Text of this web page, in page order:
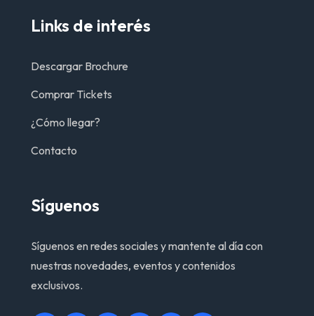
Links de interés
Descargar Brochure
Comprar Tickets
¿Cómo llegar?
Contacto
Síguenos
Síguenos en redes sociales y mantente al día con
nuestras novedades, eventos y contenidos
exclusivos.